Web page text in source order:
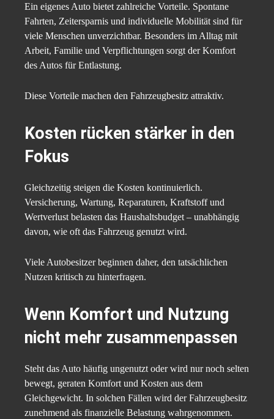
Ein eigenes Auto bietet zahlreiche Vorteile. Spontane
Fahrten, Zeitersparnis und individuelle Mobilität sind für
viele Menschen unverzichtbar. Besonders im Alltag mit
Arbeit, Familie und Verpflichtungen sorgt der Komfort
des Autos für Entlastung.
Diese Vorteile machen den Fahrzeugbesitz attraktiv.
Kosten rücken stärker in den
Fokus
Gleichzeitig steigen die Kosten kontinuierlich.
Versicherung, Wartung, Reparaturen, Kraftstoff und
Wertverlust belasten das Haushaltsbudget – unabhängig
davon, wie oft das Fahrzeug genutzt wird.
Viele Autobesitzer beginnen daher, den tatsächlichen
Nutzen kritisch zu hinterfragen.
Wenn Komfort und Nutzung
nicht mehr zusammenpassen
Steht das Auto häufig ungenutzt oder wird nur noch selten
bewegt, geraten Komfort und Kosten aus dem
Gleichgewicht. In solchen Fällen wird der Fahrzeugbesitz
zunehmend als finanzielle Belastung wahrgenommen.